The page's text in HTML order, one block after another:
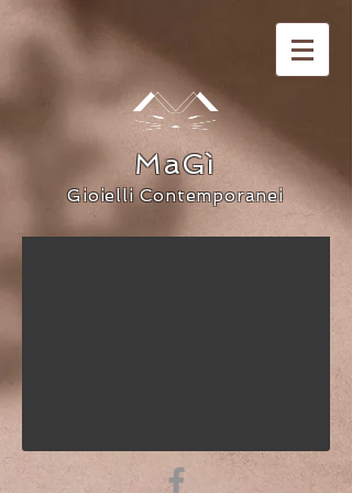
MaGì
Gioielli Contemporanei